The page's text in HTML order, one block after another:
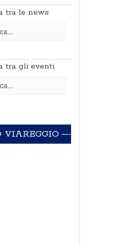
tra le news
tra gli eventi
VIAREGGIO